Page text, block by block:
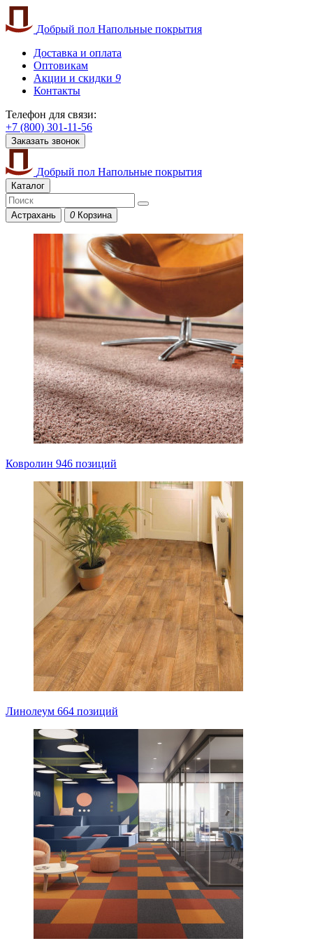
Добрый пол Напольные покрытия
Доставка и оплата
Оптовикам
Акции и скидки 9
Контакты
Телефон для связи:
+7 (800) 301-11-56
Заказать звонок
Добрый пол Напольные покрытия
Каталог
Астрахань 0 Корзина
Ковролин 946 позиций
Линолеум 664 позиций